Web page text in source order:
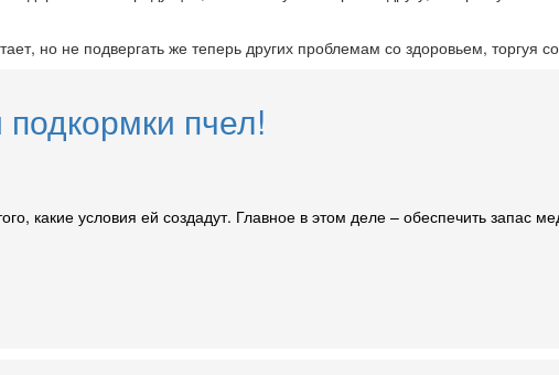
но не подвергать же теперь других проблемам со здоровьем, торгуя
пчел!
какие условия ей создадут. Главное в этом деле – обеспечить запас